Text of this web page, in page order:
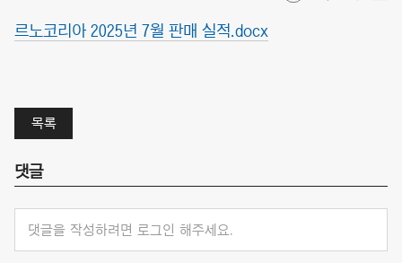
르노코리아 2025년 7월 판매 실적.docx
목록
댓글
댓글을 작성하려면 로그인 해주세요.